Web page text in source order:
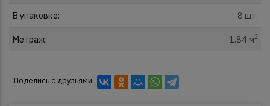
В упаковке: 8 шт.
Метраж: 1.84 м2
Поделись с друзьями